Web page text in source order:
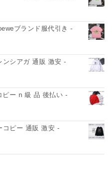
ブランド服代引き -
ンシアガ 通販 激安 -
ピー n 級 品 後払い -
コピー 通販 激安 -